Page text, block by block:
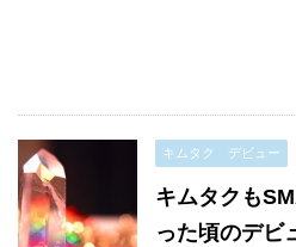
キムタク デビュー
キムタクも
った頃のデビ